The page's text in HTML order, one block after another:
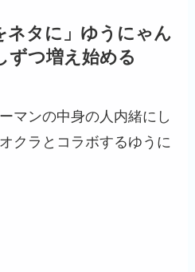
ネタに」ゆうにゃん
ずつ増え始める
マンの中身の人内緒にし
クラとコラボするゆうに